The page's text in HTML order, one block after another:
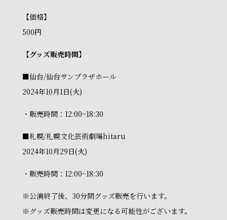
【価格】
500円
【グッズ販売時間】
■仙台/仙台サンプラザホール
2024年10月1日(火)
・販売時間：12:00~18:30
■札幌/札幌文化芸術劇場hitaru
2024年10月29日(火)
・販売時間：12:00~18:30
※公演終了後、30分間グッズ販売を行います。
※グッズ販売時間は変更になる可能性がございます。